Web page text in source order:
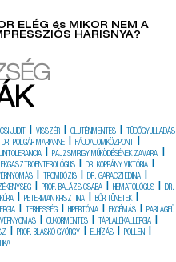
ELÉG és MIKOR NEM A
HARISNYA?
JUDIT | VISSZÉR | GLUTÉNMENTES | TÜDŐGYULLADÁS
DR. POLGÁR MARIANNE | FÁJDALOMKÖZPONT |
| PAJZSMIRIGY MŰKÖDÉSÉNEK ZAVARAI |
| DR. KOPPÁNY VIKTÓRIA |
| TROMBÓZIS | DR. GARACZI EDINA |
| PROF. BALÁZS CSABA | HEMATOLÓGUS | DR.
| PETERMAN KRISZTINA | BŐR TÜNETEK|
| TERHESSÉG | HIPERTÓNIA | EKCÉMÁS | PARLAGFŰ
| CUKORMENTES | TÁPLÁLÉKALLERGIA |
| PROF. BLASKÓ GYÖRGY | ELHÍZÁS | POLLEN |